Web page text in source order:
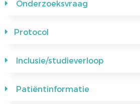
PRIJZEN EN LEZINGEN
STATUTEN EN REGLEMENTEN
PERSCONTACT
PATIËNTENVOORLICHTING
GEDRAGSREGELS
Onderzoeksvraag
Protocol
Inclusie/studieverloop
Patiëntinformatie